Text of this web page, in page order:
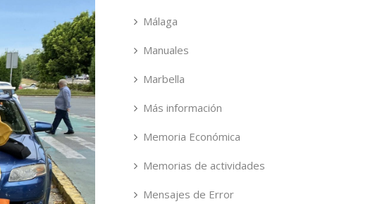
Málaga
Manuales
Marbella
Más información
Memoria Económica
Memorias de actividades
Mensajes de Error